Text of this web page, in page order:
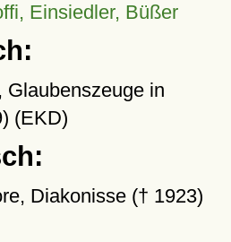
Einsiedler, Büßer
Glaubenszeuge in
(EKD)
Diakonisse († 1923)